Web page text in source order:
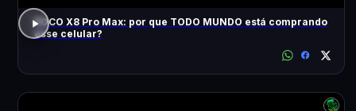
POCO X8 Pro Max: por que TODO MUNDO está comprando
esse celular?